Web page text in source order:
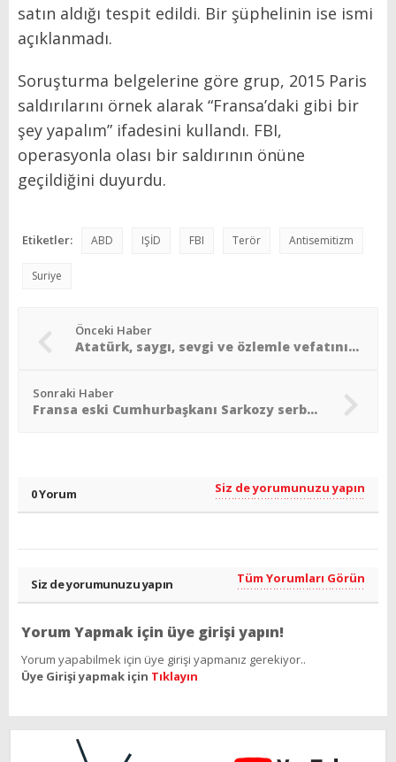
satın aldığı tespit edildi. Bir şüphelinin ise ismi
açıklanmadı.
Soruşturma belgelerine göre grup, 2015 Paris
saldırılarını örnek alarak “Fransa’daki gibi bir
şey yapalım” ifadesini kullandı. FBI,
operasyonla olası bir saldırının önüne
geçildiğini duyurdu.
Etiketler: ABD IŞİD FBI Terör Antisemitizm
Suriye
Önceki Haber
Atatürk, saygı, sevgi ve özlemle vefatının 87. yılında anıldı
Sonraki Haber
Fransa eski Cumhurbaşkanı Sarkozy serbest bırakıldı
0 Yorum Siz de yorumunuzu yapın
Siz de yorumunuzu yapın Tüm Yorumları Görün
Yorum Yapmak için üye girişi yapın!
Yorum yapabilmek için üye girişi yapmanız gerekiyor..
Üye Girişi yapmak için Tıklayın